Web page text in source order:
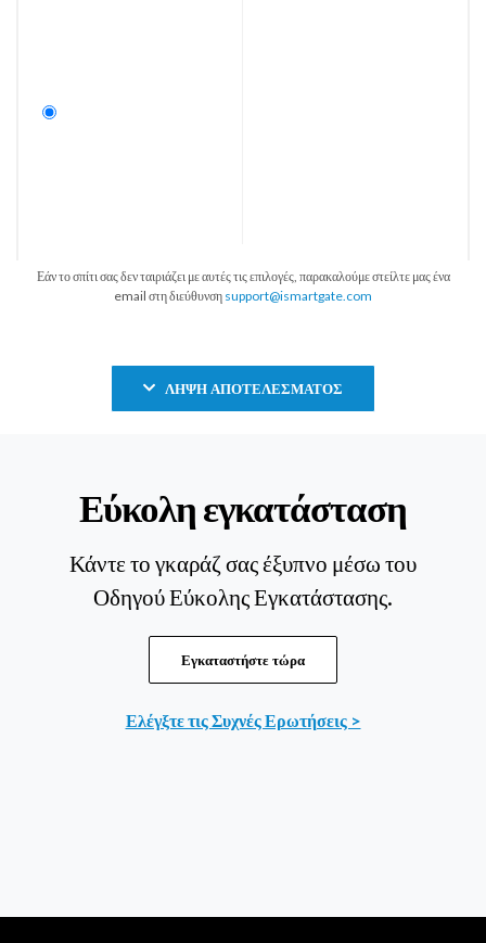
Εάν το σπίτι σας δεν ταιριάζει με αυτές τις επιλογές, παρακαλούμε στείλτε μας ένα
email στη διεύθυνση support@ismartgate.com
ΛΉΨΗ ΑΠΟΤΕΛΈΣΜΑΤΟΣ
Εύκολη εγκατάσταση
Κάντε το γκαράζ σας έξυπνο μέσω του
Οδηγού Εύκολης Εγκατάστασης.
Εγκαταστήστε τώρα
Ελέγξτε τις Συχνές Ερωτήσεις >